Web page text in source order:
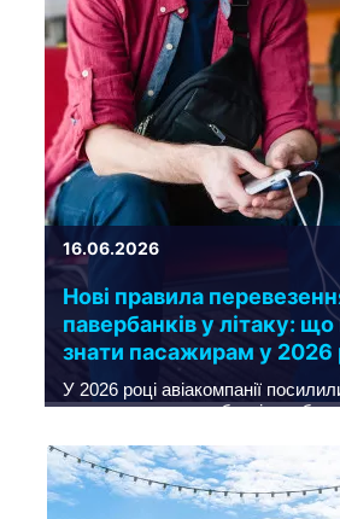
16.06.2026
Нові правила
павербанків у літаку: що
знати пасажирам у 2026
У 2026 році авіакомпанії
перевезення павербанків на
собою в подорож, але лише за
вимог безпеки: пристрій має
поклажі, мати допустиму ємність